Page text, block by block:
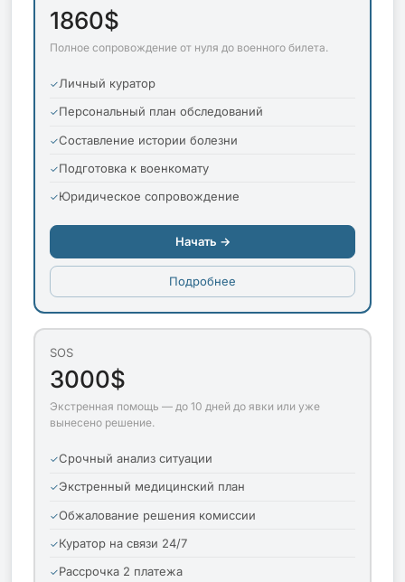
1860$
Полное сопровождение от нуля до военного билета.
Личный куратор
Персональный план обследований
Составление истории болезни
Подготовка к военкомату
Юридическое сопровождение
Начать →
Подробнее
SOS
3000$
Экстренная помощь — до 10 дней до явки или уже
вынесено решение.
Срочный анализ ситуации
Экстренный медицинский план
Обжалование решения комиссии
Куратор на связи 24/7
Рассрочка 2 платежа